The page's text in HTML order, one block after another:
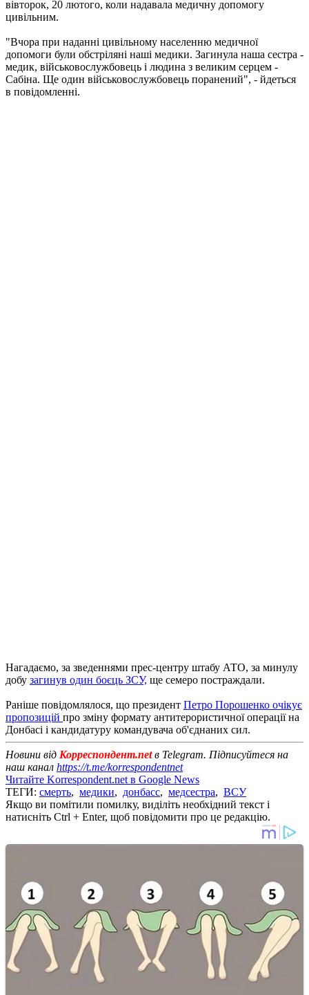
вівторок, 20 лютого, коли надавала медичну допомогу
цивільним.
"Вчора при наданні цивільному населенню медичної
допомоги були обстріляні наші медики. Загинула наша сестра -
медик, військовослужбовець і людина з великим серцем -
Сабіна. Ще один військовослужбовець поранений", - йдеться
в повідомленні.
Нагадаємо, за зведеннями прес-центру штабу АТО, за минулу
добу загинув один боєць ЗСУ, ще семеро постраждали.
Раніше повідомлялося, що президент Петро Порошенко очікує
пропозицій про зміну формату антитерористичної операції на
Донбасі і кандидатуру командувача об'єднаних сил.
Новини від Корреспондент.netв Telegram. Підписуйтеся на
наш канал https://t.me/korrespondentnet
Читайте Korrespondent.net в Google News
ТЕГИ: смерть, медики, донбасс, медсестра, ВСУ
Якщо ви помітили помилку, виділіть необхідний текст і
натисніть Ctrl + Enter, щоб повідомити про це редакцію.